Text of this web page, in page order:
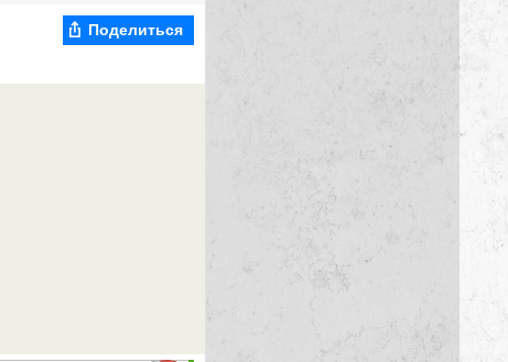
Поделиться